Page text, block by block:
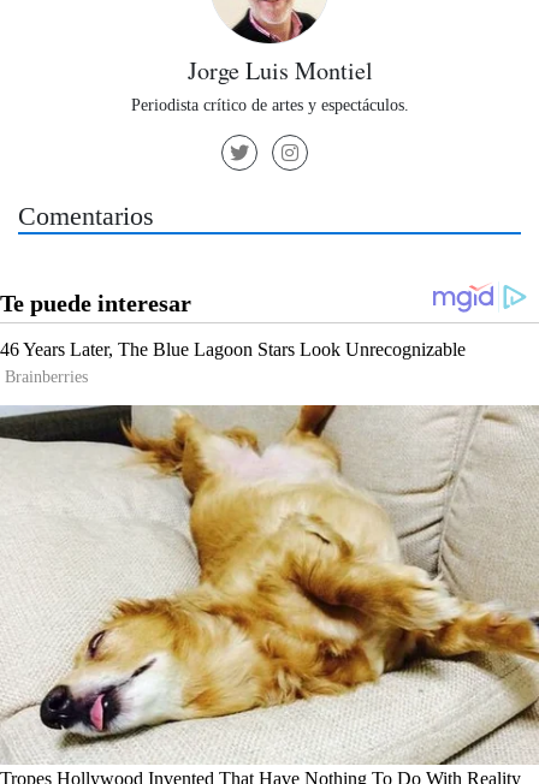
Jorge Luis Montiel
Periodista crítico de artes y espectáculos.
Comentarios